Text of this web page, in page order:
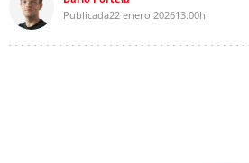
Publicada22 enero 202613:00h